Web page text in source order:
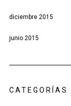
diciembre 2015
junio 2015
CATEGORÍAS